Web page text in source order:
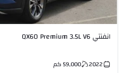
انفنتي QX60 Premium 3.5L V6
2022
59,000كم